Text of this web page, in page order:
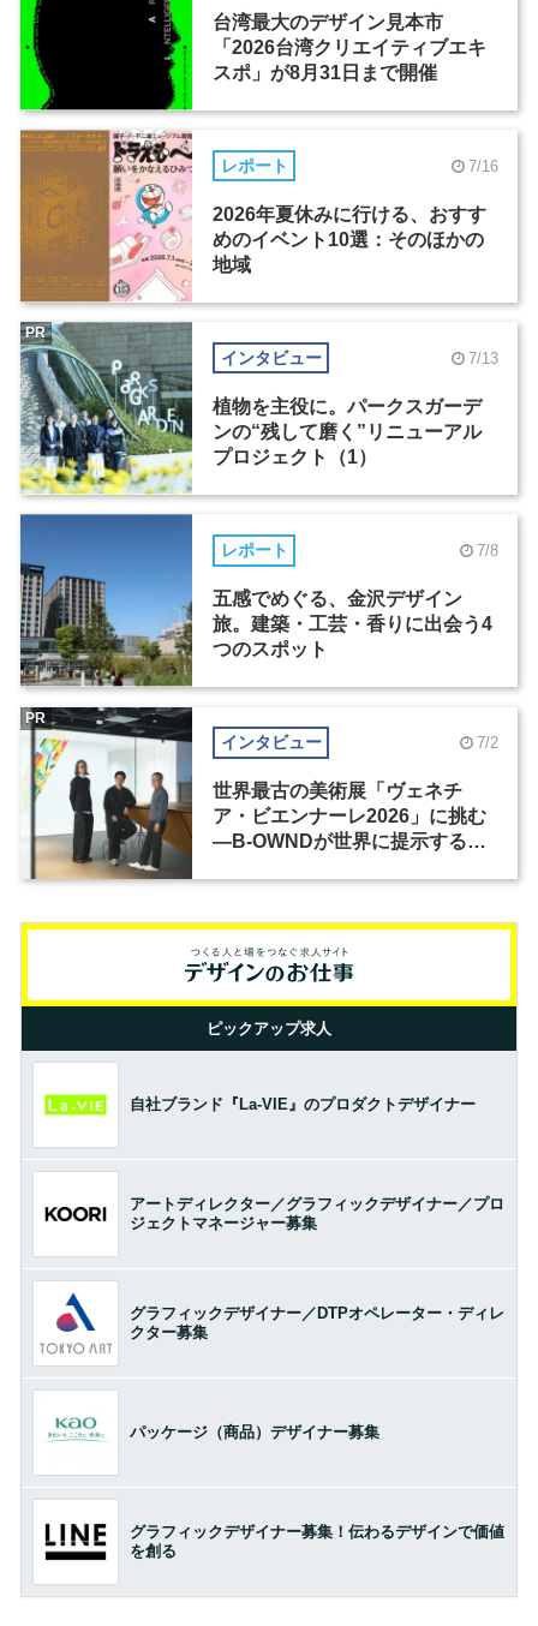
台湾最大のデザイン見本市
「2026台湾クリエイティブエキ
スポ」が8月31日まで開催
レポート 7/16
2026年夏休みに行ける、おすす
めのイベント10選：そのほかの
地域
インタビュー 7/13
植物を主役に。パークスガーデ
ンの“残して磨く”リニューアル
プロジェクト（1）
PR
レポート 7/8
五感でめぐる、金沢デザイン
旅。建築・工芸・香りに出会う4
つのスポット
インタビュー 7/2
世界最古の美術展「ヴェネチ
ア・ビエンナーレ2026」に挑む
―B-OWNDが世界に提示する美
PR
ピックアップ求人
自社ブランド『La-VIE』のプロダクトデザイナー
アートディレクター／グラフィックデザイナー／プロ
ジェクトマネージャー募集
グラフィックデザイナー／DTPオペレーター・ディレ
クター募集
パッケージ（商品）デザイナー募集
グラフィックデザイナー募集！伝わるデザインで価値
を創る